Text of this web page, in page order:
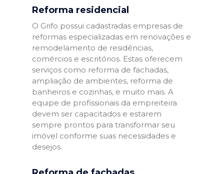
Reforma residencial
O Grifo possui cadastradas empresas de
reformas especializadas em renovações e
remodelamento de residências,
comércios e escritórios. Estas oferecem
serviços como reforma de fachadas,
ampliação de ambientes, reforma de
banheiros e cozinhas, e muito mais. A
equipe de profissionais da empreiteira
devem ser capacitados e estarem
sempre prontos para transformar seu
imóvel conforme suas necessidades e
desejos.